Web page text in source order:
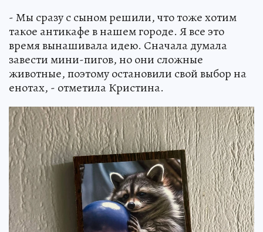
- Мы сразу с сыном решили, что тоже хотим
такое антикафе в нашем городе. Я все это
время вынашивала идею. Сначала думала
завести мини-пигов, но они сложные
животные, поэтому остановили свой выбор на
енотах, - отметила Кристина.